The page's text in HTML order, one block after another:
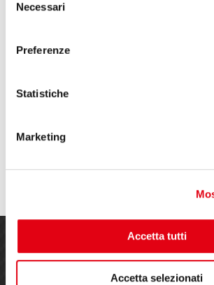
delNecessari
Preferenze
Statistiche
Marketing
Accetta tutti
Accetta selezionati
K2025
Reglass at Aeromart in Turin